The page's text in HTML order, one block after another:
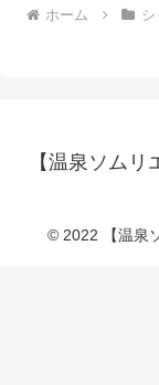
ホーム
【温泉ソム
© 2022 【温泉